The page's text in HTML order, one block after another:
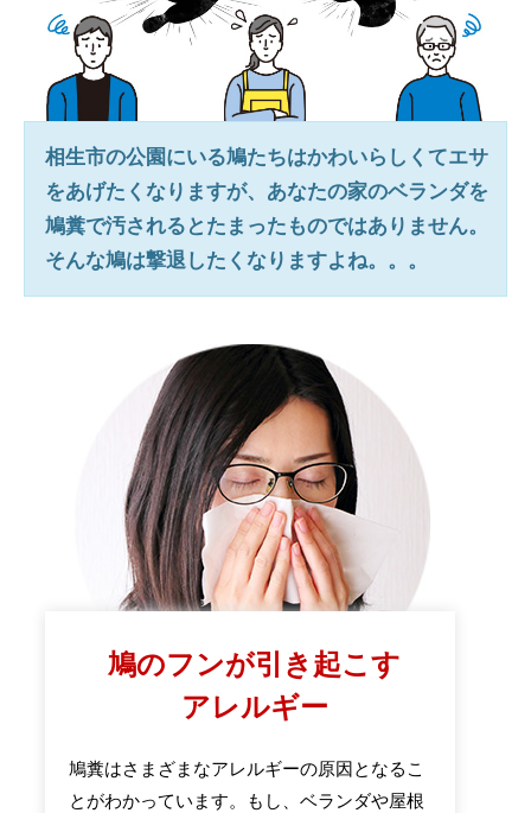
相生市の公園にいる鳩たちはかわいらしくてエサ
をあげたくなりますが、あなたの家のベランダを
鳩糞で汚されるとたまったものではありません。
そんな鳩は撃退したくなりますよね。。。
鳩のフンが引き起こす
アレルギー
鳩糞はさまざまなアレルギーの原因となるこ
とがわかっています。もし、ベランダや屋根